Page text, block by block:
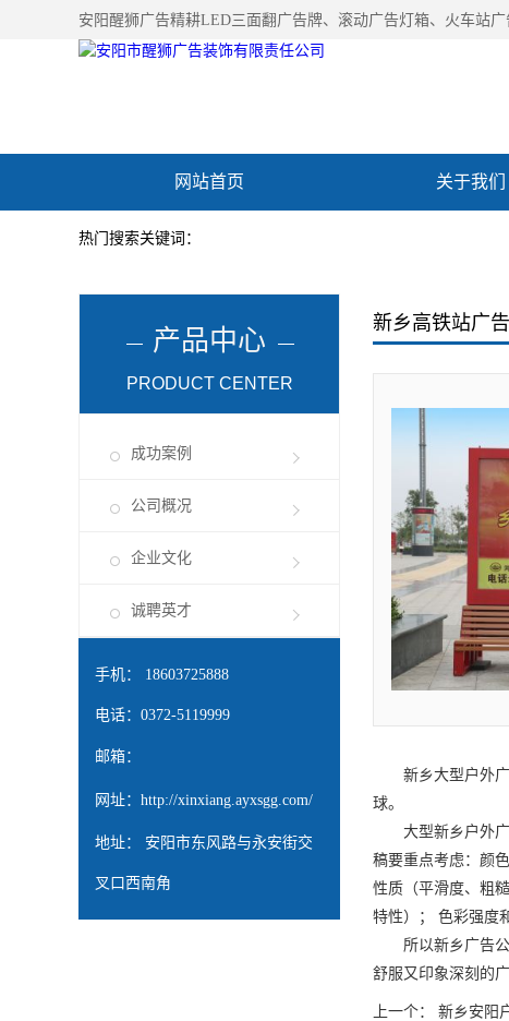
安阳醒狮广告精耕LED三面翻广告牌、滚动广告灯箱、火车站
网站首页 关于我们
新闻资讯
热门搜索关键词：
产品中心
PRODUCT CENTER
成功案例
公司概况
企业文化
诚聘英才
手机： 18603725888
电话：0372-5119999
邮箱：
网址： http://xinxiang.ayxsgg.com/
地址： 安阳市东风路与永安街交
叉口西南角
新乡高铁站广告
新乡大型户外
球。
大型新乡户外
稿要重点考虑：颜
性质（平滑度、粗
特性）； 色彩强度
所以新乡广告公
舒服又印象深刻的
上一个：
新乡安阳